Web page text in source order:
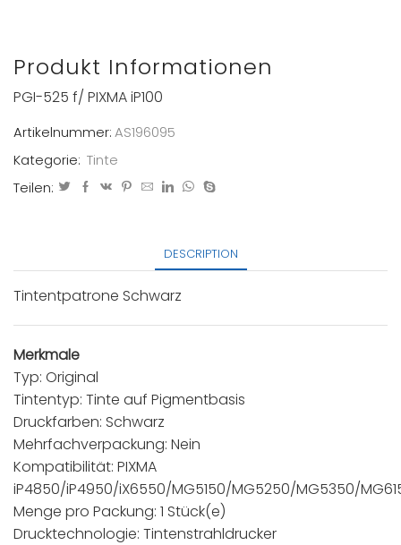
Produkt Informationen
PGI-525 f/ PIXMA iP100
Artikelnummer:AS196095
Kategorie: Tinte
Teilen:
DESCRIPTION
Tintentpatrone Schwarz
Merkmale
Typ: Original
Tintentyp: Tinte auf Pigmentbasis
Druckfarben: Schwarz
Mehrfachverpackung: Nein
Kompatibilität: PIXMA
iP4850/iP4950/iX6550/MG5150/MG5250/MG5350/
Menge pro Packung: 1 Stück(e)
Drucktechnologie: Tintenstrahldrucker